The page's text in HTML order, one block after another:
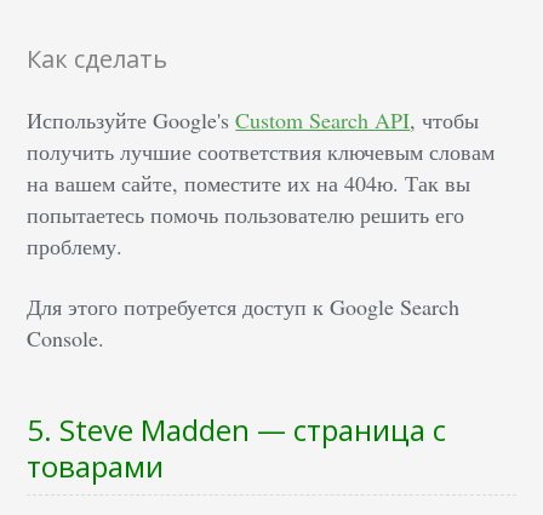
Как сделать
Используйте Google'sCustom Search API, чтобы
получить лучшие соответствия ключевым словам
на вашем сайте, поместите их на 404ю. Так вы
попытаетесь помочь пользователю решить его
проблему.
Для этого потребуется доступ к Google Search
Console.
5. Steve Madden — страница с
товарами